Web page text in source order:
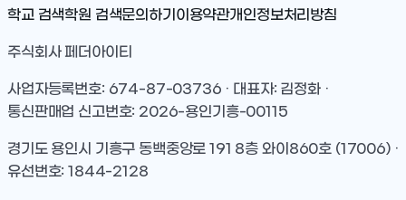
학교 검색학원 검색문의하기 이용약관개인정보처리방침
주식회사 페더아이티
사업자등록번호: 674-87-03736 · 대표자: 김정화 ·
통신판매업 신고번호: 2026-용인기흥-00115
경기도 용인시 기흥구 동백중앙로 191 8층 와이860호 (17006) ·
유선번호: 1844-2128